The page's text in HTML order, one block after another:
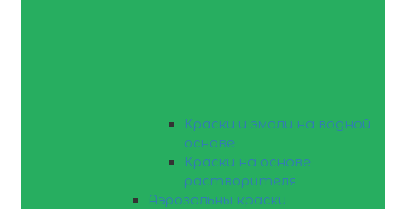
Краски и эмали на водной
основе
Краски на основе
растворителя
Аэрозольны краски